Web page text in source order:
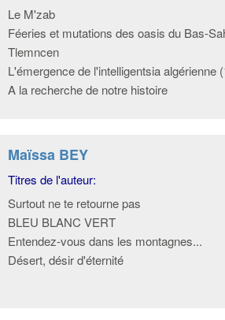
Le M'zab
Féeries et mutations des oasis du Bas-
Tlemncen
L'émergence de l'intelligentsia algérienne
A la recherche de notre histoire
Maïssa BEY
Titres de l'auteur:
Surtout ne te retourne pas
BLEU BLANC VERT
Entendez-vous dans les montagnes...
Désert, désir d'éternité